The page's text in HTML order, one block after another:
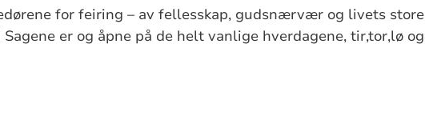
for feiring – av fellesskap, gudsnærvær og livets store
er og åpne på de helt vanlige hverdagene, tir,tor,lø og